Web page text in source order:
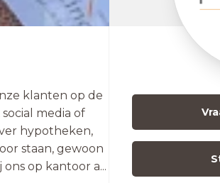
klanten op de
media of
hypotheken,
staan, gewoon
op kantoor a...